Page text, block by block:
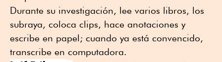
Durante su investigación, lee varios libros, los
subraya, coloca clips, hace anotaciones y
escribe en papel; cuando ya está convencido,
transcribe en computadora.